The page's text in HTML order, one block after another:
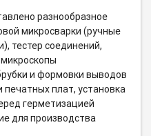
разнообразное
микросварки (ручные
тестер соединений,
и формовки выводов
плат, установка
герметизацией
для производства